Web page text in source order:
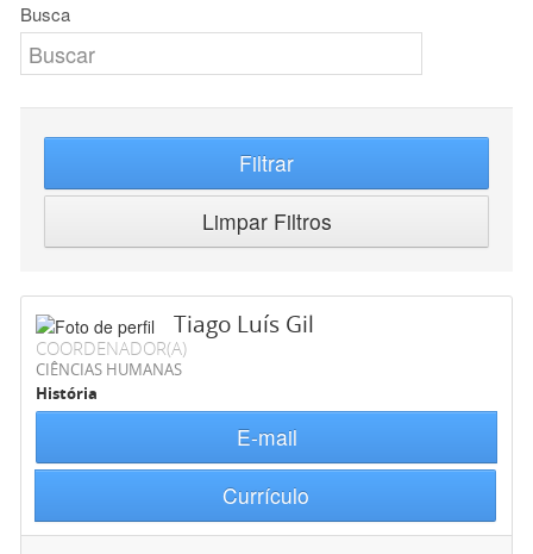
Busca
Filtrar
Limpar Filtros
Tiago Luís Gil
COORDENADOR(A)
CIÊNCIAS HUMANAS
História
E-mail
Currículo